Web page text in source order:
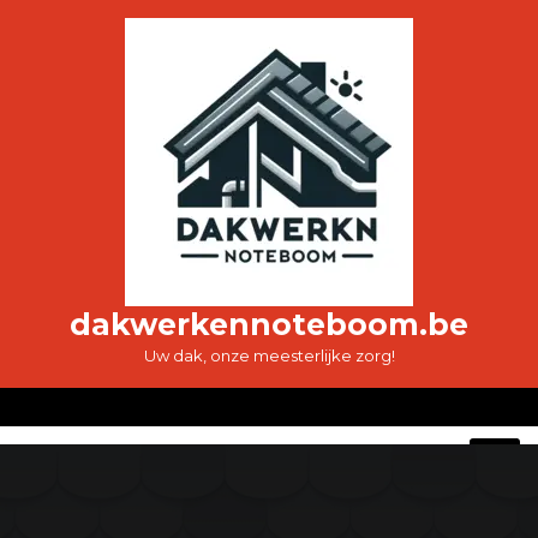
dakwerkennoteboom.be
Uw dak, onze meesterlijke zorg!